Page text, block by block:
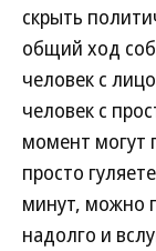
скрыть
общий ход
человек с
человек с
момент могут
просто
минут, можно
надолго и